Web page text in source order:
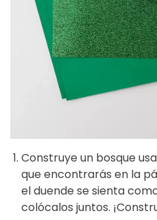
Construye un bosque
que encontrarás en la
el duende se sienta
colócalos juntos.